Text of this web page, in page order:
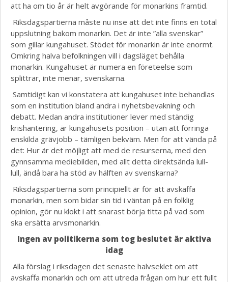
att ha om tio år är helt avgörande för monarkins framtid.
Riksdagspartierna måste nu inse att det inte finns en total
uppslutning bakom monarkin. Det är inte ”alla svenskar”
som gillar kungahuset. Stödet för monarkin är inte enormt.
Omkring halva befolkningen vill i dagsläget behålla
monarkin. Kungahuset är numera en företeelse som
splittrar, inte menar, svenskarna.
Samtidigt kan vi konstatera att kungahuset inte behandlas
som en institution bland andra i nyhetsbevakning och
debatt. Medan andra institutioner lever med ständig
krishantering, är kungahusets position – utan att förringa
enskilda grävjobb – tämligen bekväm. Men för att vända på
det: Hur är det möjligt att med de resurserna, med den
gynnsamma mediebilden, med allt detta direktsända lull-
lull, ändå bara ha stöd av hälften av svenskarna?
Riksdagspartierna som principiellt är för att avskaffa
monarkin, men som bidar sin tid i väntan på en folklig
opinion, gör nu klokt i att snarast börja titta på vad som
ska ersätta arvsmonarkin.
Ingen av politikerna som tog beslutet är aktiva
idag
Alla förslag i riksdagen det senaste halvseklet om att
avskaffa monarkin och om att utreda frågan om hur ett fullt